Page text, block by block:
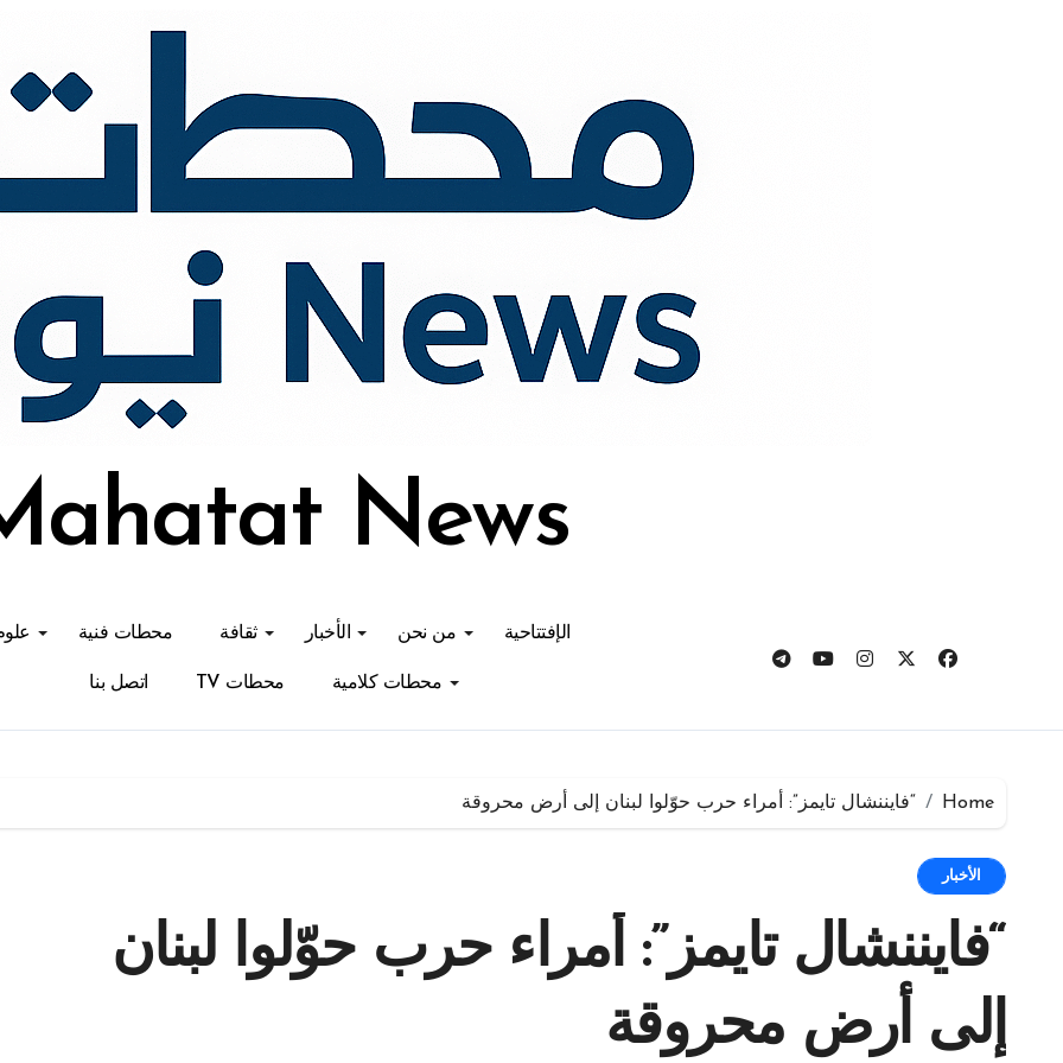
News
الإفتتاحية من نحن الأخبار ثقافة محطات فنية
محطات كلامية محطات TV اتصل بنا
Home “فايننشال تايمز”: أمراء حرب حوّلوا لبنان إلى أرض محروقة
الأخبار
“فايننشال تايمز”: أمراء حرب حوّلوا لبنان
إلى أرض محروقة